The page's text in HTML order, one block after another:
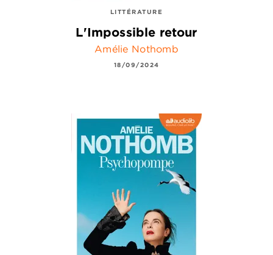
LITTÉRATURE
L'Impossible retour
Amélie Nothomb
18/09/2024